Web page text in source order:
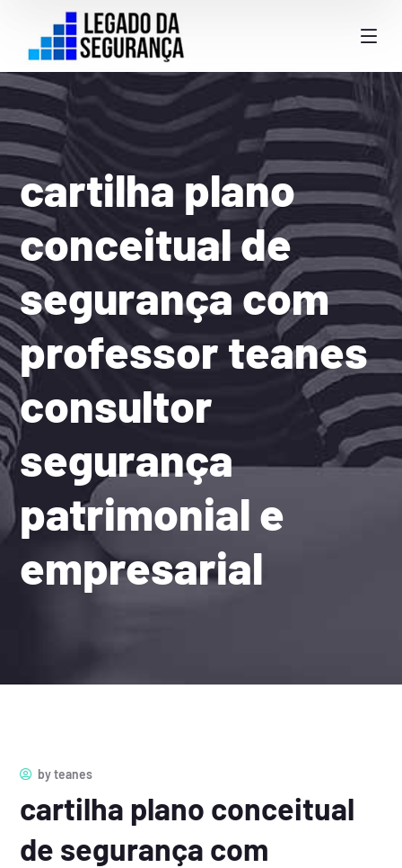
cartilha plano
conceitual de
segurança com
professor teanes
consultor
segurança
patrimonial e
empresarial
byteanes
cartilha plano conceitual
de segurança com